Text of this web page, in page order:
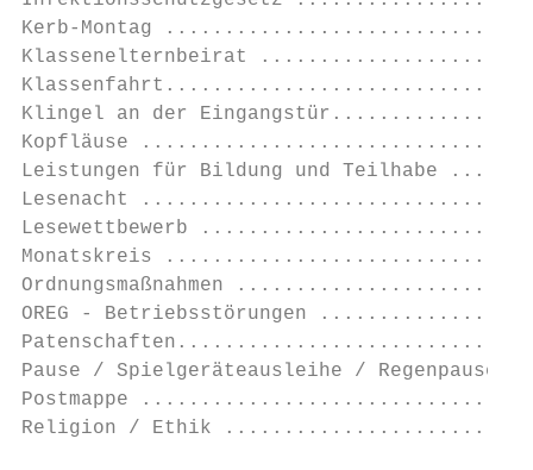
Kerb-Montag
Klassenelternbeirat
Klingel an der
Kopfläuse
Leistungen für Bildung und
Lesenacht
Lesewettbewerb
Monatskreis
Ordnungsmaßnahmen
OREG - Betriebsstörungen
Pause / Spielgeräteausleihe /
Postmappe
Religion / Ethik